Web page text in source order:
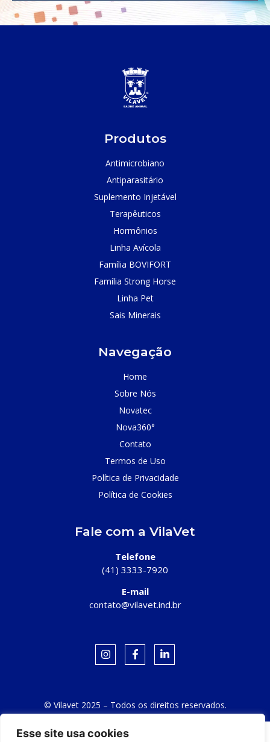
Esse site usa cookies
Produtos
Antimicrobiano
Antiparasitário
Suplemento Injetável
Terapêuticos
Hormônios
Linha Avícola
Família BOVIFORT
Família Strong Horse
Linha Pet
Sais Minerais
Navegação
Home
Sobre Nós
Novatec
Nova360°
Contato
Termos de Uso
Política de Privacidade
Política de Cookies
Fale com a VilaVet
Telefone
(41) 3333-7920
E-mail
contato@vilavet.ind.br
© Vilavet 2025 – Todos os direitos reservados.